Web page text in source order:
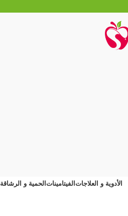
الأدوية و العلاجات الفيتامينات الحمية و الرشاقة